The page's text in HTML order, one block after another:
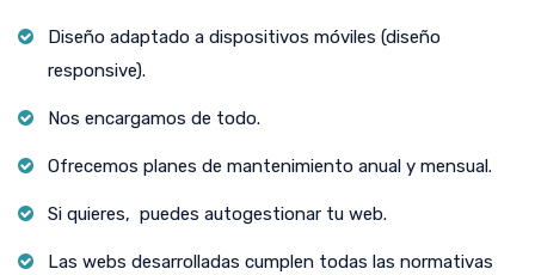
Diseño adaptado a dispositivos móviles (diseño
responsive).
Nos encargamos de todo.
Ofrecemos planes de mantenimiento anual y mensual.
Si quieres, puedes autogestionar tu web.
Las webs desarrolladas cumplen todas las normativas